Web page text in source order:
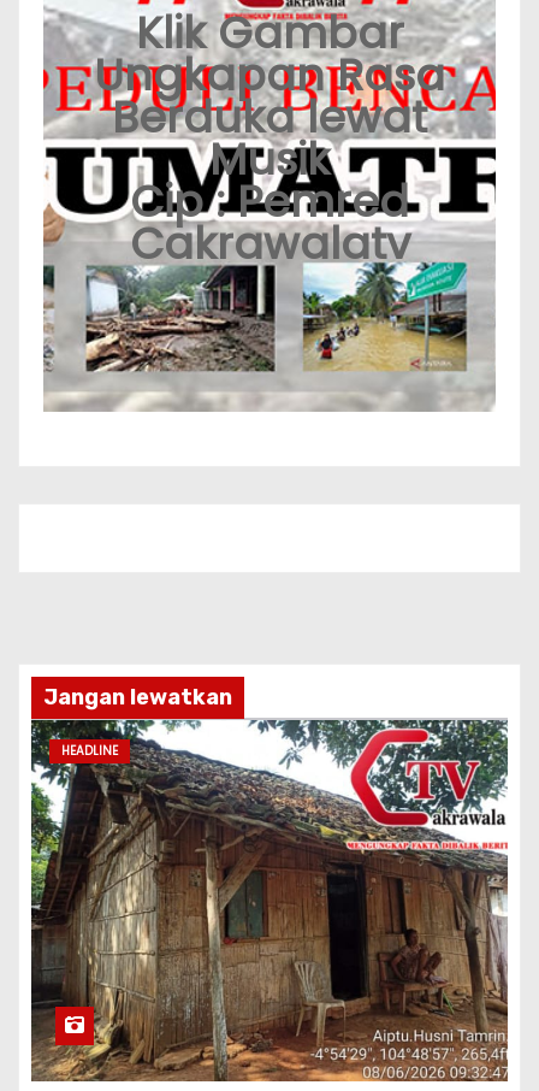
Klik Gambar
Ungkapan Rasa
Berduka lewat
Musik
Cip : Pemred
Cakrawalatv
Jangan lewatkan
HEADLINE